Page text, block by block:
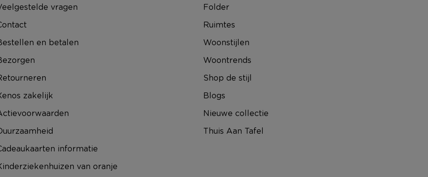
vragen
en betalen
zakelijk
informatie
van oranje
Folder
Ruimtes
Woonstijlen
Woontrends
Shop de stijl
Blogs
Nieuwe collectie
Thuis Aan Tafel